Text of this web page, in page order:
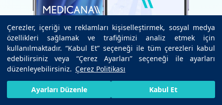
Çerezler, içeriği ve reklamları kişiselleştirmek, sosyal medya
özellikleri sağlamak ve trafiğimizi analiz etmek için
kullanılmaktadır. “Kabul Et” seçeneği ile tüm çerezleri kabul
edebilirsiniz veya “Çerez Ayarları” seçeneği ile ayarları
düzenleyebilirsiniz. Çerez Politikası
Ayarları Düzenle Kabul Et
HIZLI RANDEVU AL BIZE ULAŞIN